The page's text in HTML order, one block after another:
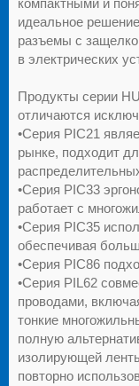
компактными и
идеальное
разъемы с
в электрических
Продукты серии
отличаются
•Серия PIC21
рынке, подходит
•Серия PIC33
работает с
•Серия PIC35
обеспечивая
•Серия PIC86
•Серия PIL62
проводами,
тонкие
полную
изолирующей
повторно